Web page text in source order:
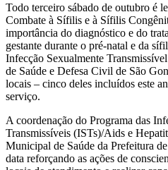
Todo terceiro sábado de outubro é
Combate à Sífilis e à Sífilis
importância do diagnóstico e do
gestante durante o pré-natal e da
Infecção Sexualmente
de Saúde e Defesa Civil de São
locais – cinco deles incluídos este
serviço.
A coordenação do Programa das
Transmissíveis (ISTs)/Aids e
Municipal de Saúde da Prefeitura
data reforçando as ações de